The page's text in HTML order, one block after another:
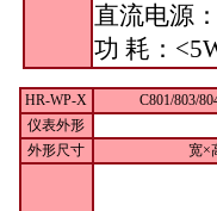
直流电源
功 耗：
HR-WP-X
C801/803/
仪表外形
外形尺寸
宽×